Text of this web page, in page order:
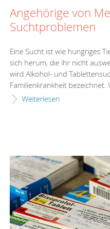
Angehörige von
Suchtproblemen
Eine Sucht ist wie hungriges
sich herum, die ihr nicht
wird Alkohol- und
Familienkrankheit bezeichnet.
Weiterlesen